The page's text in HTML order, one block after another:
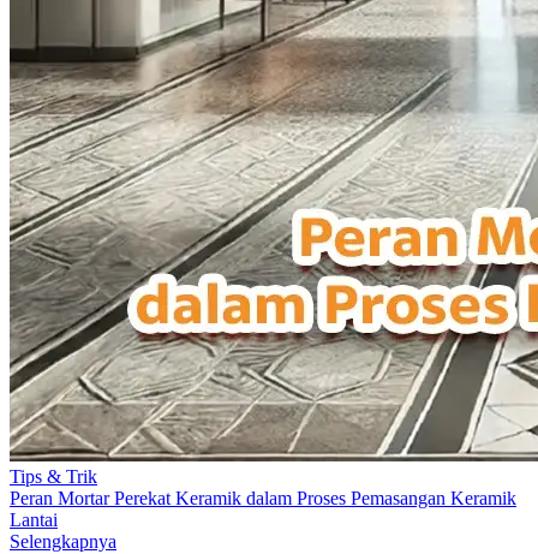
Tips & Trik
Peran Mortar Perekat Keramik dalam Proses Pemasangan Keramik
Lantai
Selengkapnya